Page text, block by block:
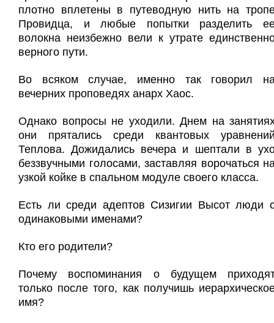
плотно вплетены в путеводную нить на
Провидца, и любые попытки разделить
волокна неизбежно вели к утрате
верного пути.
Во всяком случае, именно так говорил
вечерних проповедях анарх Хаос.
Однако вопросы не уходили. Днем на
они прятались среди квантовых
Теплова. Дожидались вечера и шептали в
беззвучными голосами, заставляя ворочаться
узкой койке в спальном модуле своего класса.
Есть ли среди адептов Сизигии Высот люди
одинаковыми именами?
Кто его родители?
Почему воспоминания о будущем
только после того, как получишь
имя?